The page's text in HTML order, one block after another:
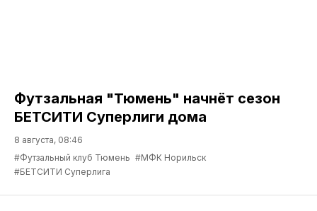
Футзальная "Тюмень" начнёт сезон
БЕТСИТИ Суперлиги дома
8 августа, 08:46
#Футзальный клуб Тюмень #МФК Норильск
#БЕТСИТИ Суперлига